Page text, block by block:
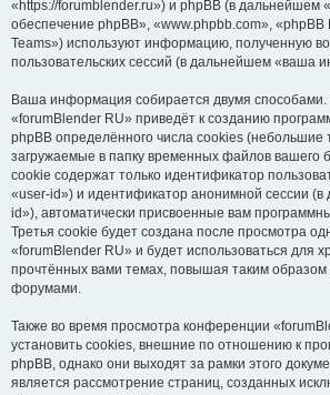
«https://forumblender.ru») и phpBB (в дальнейшем
обеспечение phpBB», «www.phpbb.com», «phpBB
Teams») используют информацию, полученную
пользовательских сессий (в дальнейшем «ваша
Ваша информация собирается двумя
«forumBlender RU» приведёт к созданию
phpBB определённого числа cookies (небольшие
загружаемые в папку временных файлов вашего
cookie содержат только идентификатор
«user-id») и идентификатор анонимной сессии
id»), автоматически присвоенные вам
Третья cookie будет создана после просмотра
«forumBlender RU» и будет использоваться для
прочтённых вами темах, повышая таким образом
форумами.
Также во время просмотра конференции
установить cookies, внешние по отношению к
phpBB, однако они выходят за рамки этого
является рассмотрение страниц, созданных